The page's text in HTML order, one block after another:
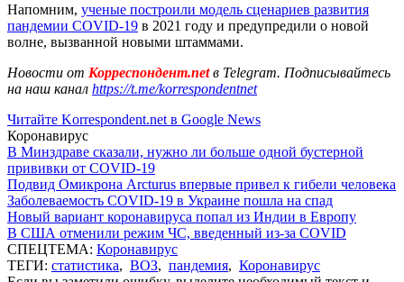
Напомним, ученые построили модель сценариев развития
пандемии COVID-19 в 2021 году и предупредили о новой
волне, вызванной новыми штаммами.
Новости от Корреспондент.netв Telegram. Подписывайтесь
на наш канал https://t.me/korrespondentnet
Читайте Korrespondent.net в Google News
Коронавирус
В Минздраве сказали, нужно ли больше одной бустерной
прививки от COVID-19
Подвид Омикрона Arcturus впервые привел к гибели человека
Заболеваемость COVID-19 в Украине пошла на спад
Новый вариант коронавируса попал из Индии в Европу
В США отменили режим ЧС, введенный из-за COVID
СПЕЦТЕМА: Коронавирус
ТЕГИ: статистика, ВОЗ, пандемия, Коронавирус